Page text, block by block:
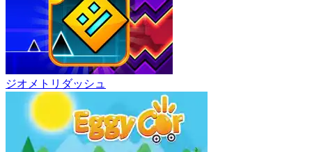
ジオメトリダッシュ